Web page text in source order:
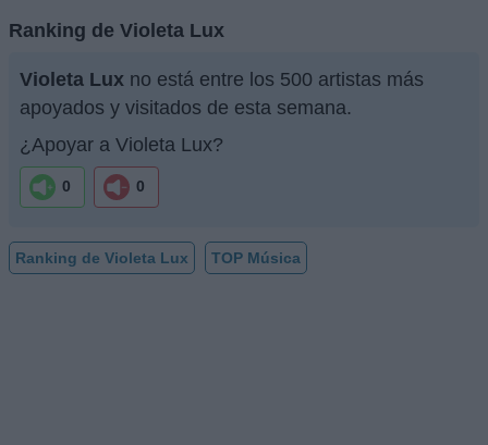
Ranking de Violeta Lux
Violeta Lux no está entre los 500 artistas más
apoyados y visitados de esta semana.
¿Apoyar a Violeta Lux?
0 0
Ranking de Violeta Lux TOP Música